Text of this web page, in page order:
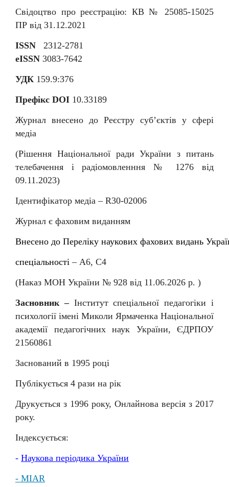
Свідоцтво про реєстрацію: КВ № 25085-15025
ПР від 31.12.2021
ISSN 2312-2781
eISSN 3083-7642
УДК 159.9:376
Префікс DOI 10.33189
Журнал внесено до Реєстру суб’єктів у сфері
медіа
(Рішення Національної ради України з питань
телебачення і радіомовленння № 1276 від
09.11.2023)
Ідентифікатор медіа – R30-02006
Журнал є фаховим виданням
Внесено до Перелiку наукових фахових видань
спеціальності–А6, С4
(Наказ МОН України № 928 від 11.06.2026 р. )
Засновник – Інститут спеціальної педагогіки і
психології імені Миколи Ярмаченка Національної
академії педагогічних наук України, ЄДРПОУ
21560861
Заснований в 1995 році
Публікується 4 рази на рік
Друкується з 1996 року, Онлайнова версія з 2017
року.
Індексується:
- Наукова періодика України
- MIAR